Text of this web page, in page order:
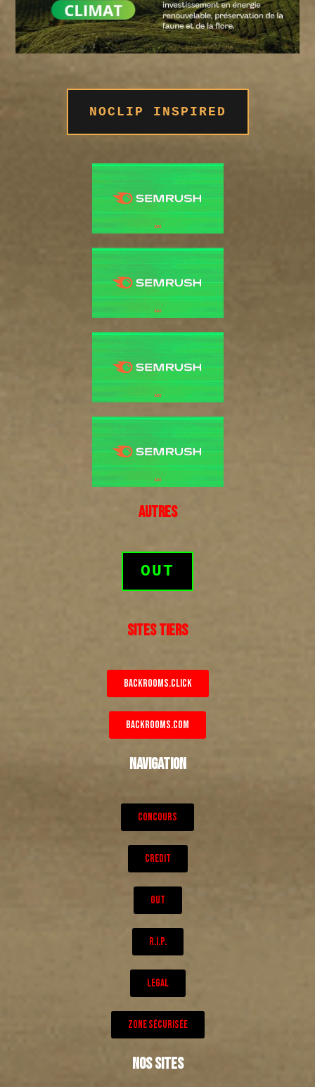
NOCLIP INSPIRED
AUTRES
OUT
SITES TIERS
BACKROOMS.CLICK
BACKROOMS.COM
NAVIGATION
CONCOURS
CREDIT
OUT
R.I.P.
LEGAL
ZONE SÉCURISÉE
NOS SITES